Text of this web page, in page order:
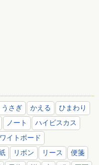
うさぎ かえる
ひまわり
ノート
ハイビスカス
イトボード
リボン リース
便箋